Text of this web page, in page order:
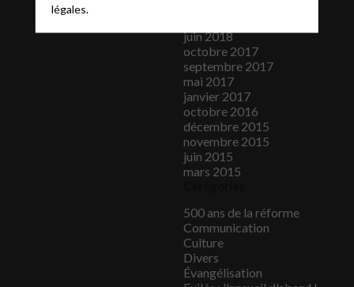
juin 2018
octobre 2017
septembre 2017
mai 2017
janvier 2017
octobre 2016
décembre 2015
novembre 2015
juin 2015
mars 2015
500 ans de la réforme
Communication
Culture
Divers
Évangélisation
légales.